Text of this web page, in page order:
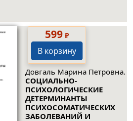
599₽
В корзину
Довгаль Марина Петровна.
СОЦИАЛЬНО-
ПСИХОЛОГИЧЕСКИЕ
ДЕТЕРМИНАНТЫ
ПСИХОСОМАТИЧЕСКИХ
ЗАБОЛЕВАНИЙ И